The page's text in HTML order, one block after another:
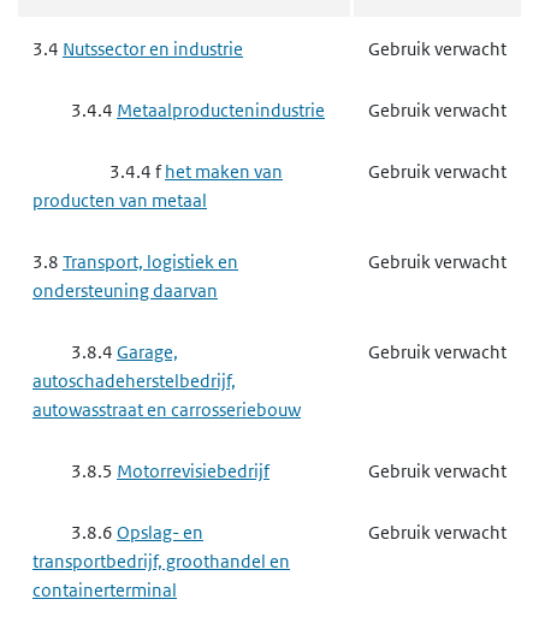
3.4 Nutssector en industrie Gebruik verwacht
3.4.4 Metaalproductenindustrie Gebruik verwacht
3.4.4 f het maken van
producten van metaal
Gebruik verwacht
3.8 Transport, logistiek en
ondersteuning daarvan
Gebruik verwacht
3.8.4 Garage,
autoschadeherstelbedrijf,
autowasstraat en carrosseriebouw
Gebruik verwacht
3.8.5 Motorrevisiebedrijf Gebruik verwacht
3.8.6 Opslag- en
transportbedrijf, groothandel en
containerterminal
Gebruik verwacht